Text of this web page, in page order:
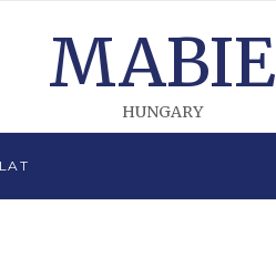
MABIE
HUNGARY